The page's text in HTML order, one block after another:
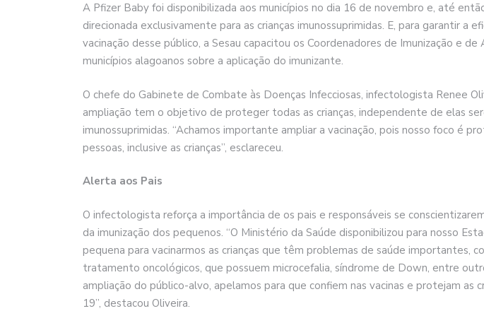
A Pfizer Baby foi disponibilizada aos municípios no dia 16 de novembro e, até
direcionada exclusivamente para as crianças imunossuprimidas. E, para garantir a
vacinação desse público, a Sesau capacitou os Coordenadores de Imunização e
municípios alagoanos sobre a aplicação do imunizante.
O chefe do Gabinete de Combate às Doenças Infecciosas, infectologista Renee
ampliação tem o objetivo de proteger todas as crianças, independente de elas
imunossuprimidas. “Achamos importante ampliar a vacinação, pois nosso foco é
pessoas, inclusive as crianças”, esclareceu.
Alerta aos Pais
O infectologista reforça a importância de os pais e responsáveis se
da imunização dos pequenos. “O Ministério da Saúde disponibilizou para nosso
pequena para vacinarmos as crianças que têm problemas de saúde importantes,
tratamento oncológicos, que possuem microcefalia, síndrome de Down, entre
ampliação do público-alvo, apelamos para que confiem nas vacinas e protejam as
19”, destacou Oliveira.